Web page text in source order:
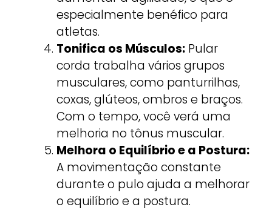
especialmente benéfico para
atletas.
Tonifica os Músculos:Pular
corda trabalha vários grupos
musculares, como panturrilhas,
coxas, glúteos, ombros e braços.
Com o tempo, você verá uma
melhoria no tônus muscular.
Melhora o Equilíbrio e a Postura:
A movimentação constante
durante o pulo ajuda a melhorar
o equilíbrio e a postura.